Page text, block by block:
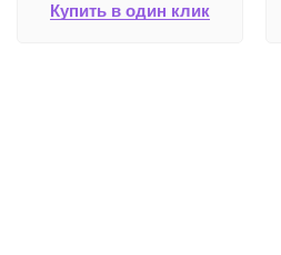
Купить в один клик